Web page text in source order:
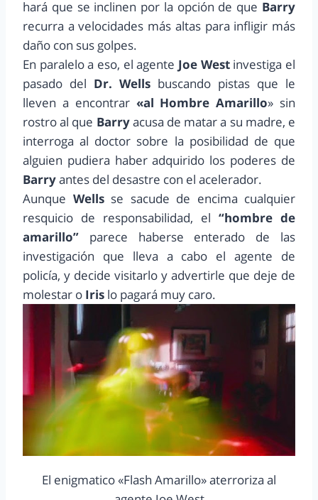
hará que se inclinen por la opción de que Barry
recurra a velocidades más altas para infligir más
daño con sus golpes.
En paralelo a eso, el agente Joe West investiga el
pasado del Dr. Wells buscando pistas que le
lleven a encontrar «al Hombre Amarillo» sin
rostro al que Barryacusa de matar a su madre, e
interroga al doctor sobre la posibilidad de que
alguien pudiera haber adquirido los poderes de
Barryantes del desastre con el acelerador.
Aunque Wellsse sacude de encima cualquier
resquicio de responsabilidad, el “hombre de
amarillo” parece haberse enterado de las
investigación que lleva a cabo el agente de
policía, y decide visitarlo y advertirle que deje de
molestar o Iris lo pagará muy caro.
El enigmatico «Flash Amarillo» aterroriza al